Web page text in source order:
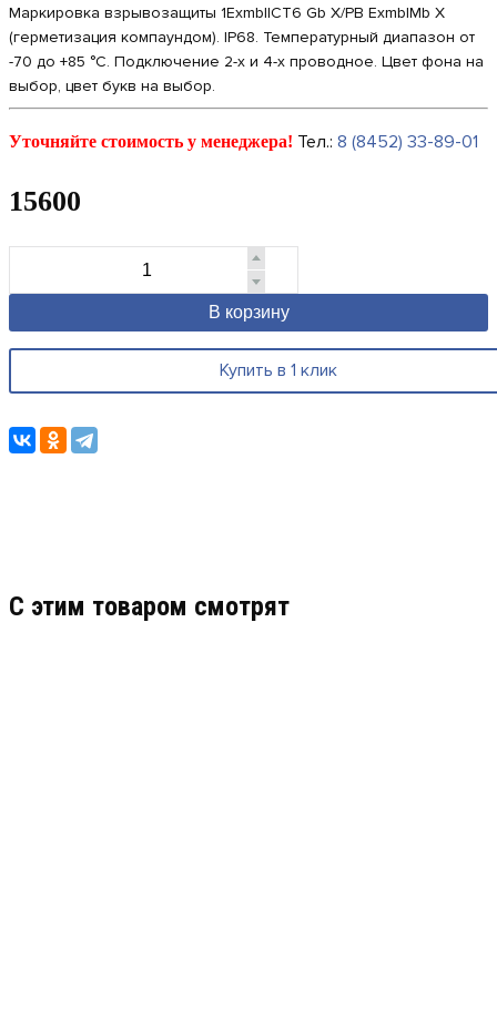
Маркировка взрывозащиты 1ExmbIICT6 Gb X/РВ ExmbIMb X
(герметизация компаундом). IP68. Температурный диапазон от
-70 до +85 °С. Подключение 2-х и 4-х проводное. Цвет фона на
выбор, цвет букв на выбор.
Уточняйте стоимость у менеджера! Тел.: 8 (8452) 33-89-01
15600
В корзину
Купить в 1 клик
C этим товаром смотрят